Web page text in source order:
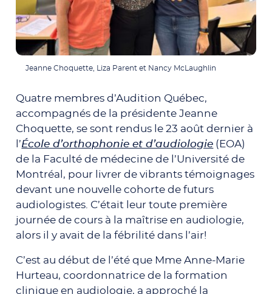
Jeanne Choquette, Liza Parent et Nancy McLaughlin
Quatre membres d’Audition Québec,
accompagnés de la présidente Jeanne
Choquette, se sont rendus le 23 août dernier à
l’École d’orthophonie et d’audiologie (EOA)
de la Faculté de médecine de l’Université de
Montréal, pour livrer de vibrants témoignages
devant une nouvelle cohorte de futurs
audiologistes. C’était leur toute première
journée de cours à la maîtrise en audiologie,
alors il y avait de la fébrilité dans l’air!
C’est au début de l’été que Mme Anne-Marie
Hurteau, coordonnatrice de la formation
clinique en audiologie, a approché la